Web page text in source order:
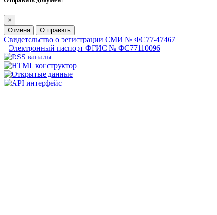
×
Отмена
Отправить
Свидетельство о регистрации СМИ № ФС77-47467
Электронный паспорт ФГИС № ФС77110096